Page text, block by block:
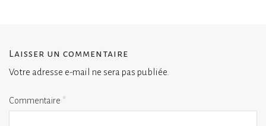
Laisser un commentaire
Votre adresse e-mail ne sera pas publiée.
Commentaire *